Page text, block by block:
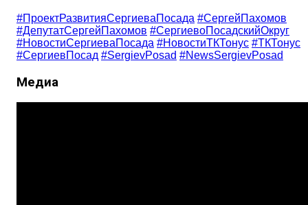
#ПроектРазвитияСергиеваПосада #СергейПахомов
#ДепутатСергейПахомов #СергиевоПосадскийОкруг
#НовостиСергиеваПосада #НовостиТКТонус #ТКТонус
#СергиевПосад #SergievPosad #NewsSergievPosad
Медиа